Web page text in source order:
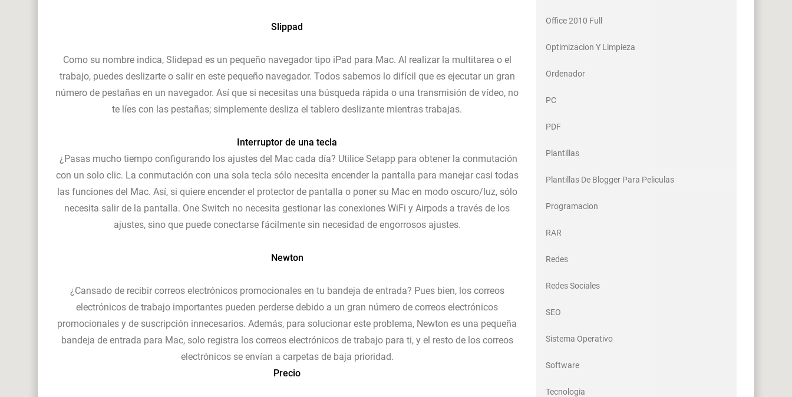
Slippad
Como su nombre indica, Slidepad es un pequeño navegador tipo iPad para Mac. Al realizar la multitarea o el
trabajo, puedes deslizarte o salir en este pequeño navegador. Todos sabemos lo difícil que es ejecutar un gran
número de pestañas en un navegador. Así que si necesitas una búsqueda rápida o una transmisión de vídeo, no
te líes con las pestañas; simplemente desliza el tablero deslizante mientras trabajas.
Interruptor de una tecla
¿Pasas mucho tiempo configurando los ajustes del Mac cada día? Utilice Setapp para obtener la conmutación
con un solo clic. La conmutación con una sola tecla sólo necesita encender la pantalla para manejar casi todas
las funciones del Mac. Así, si quiere encender el protector de pantalla o poner su Mac en modo oscuro/luz, sólo
necesita salir de la pantalla. One Switch no necesita gestionar las conexiones WiFi y Airpods a través de los
ajustes, sino que puede conectarse fácilmente sin necesidad de engorrosos ajustes.
Newton
¿Cansado de recibir correos electrónicos promocionales en tu bandeja de entrada? Pues bien, los correos
electrónicos de trabajo importantes pueden perderse debido a un gran número de correos electrónicos
promocionales y de suscripción innecesarios. Además, para solucionar este problema, Newton es una pequeña
bandeja de entrada para Mac, solo registra los correos electrónicos de trabajo para ti, y el resto de los correos
electrónicos se envían a carpetas de baja prioridad.
Precio
Office 2010 Full
Optimizacion Y Limpieza
Ordenador
PC
PDF
Plantillas
Plantillas De Blogger Para Peliculas
Programacion
RAR
Redes
Redes Sociales
SEO
Sistema Operativo
Software
Tecnologia